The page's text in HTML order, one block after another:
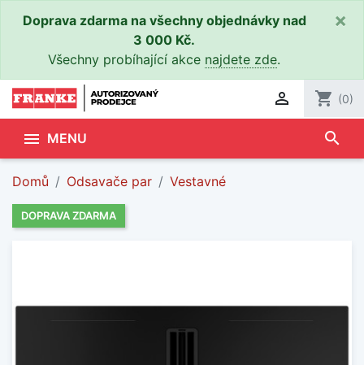
Doprava zdarma na všechny objednávky nad
3 000 Kč.
Všechny probíhající akce najdete zde.
×
 shopping_cart (0)
 MENU search
Domů Odsavače par Vestavné
DOPRAVA ZDARMA